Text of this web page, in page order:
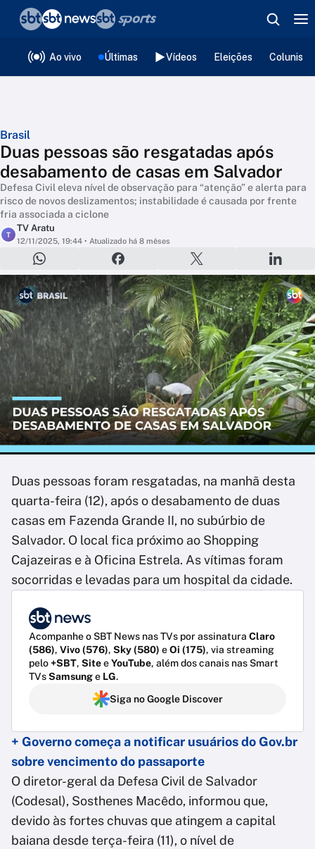
Ao vivo Últimas Vídeos Eleições
Brasil
Duas pessoas são resgatadas após
desabamento de casas em Salvador
Defesa Civil eleva nível de observação para “atenção” e alerta para
risco de novos deslizamentos; instabilidade é causada por frente
fria associada a ciclone
T
TV Aratu
12/11/2025, 19:44 • Atualizado há 8 mêses
Duas pessoas foram resgatadas, na manhã desta
quarta-feira (12), após o desabamento de duas
casas em Fazenda Grande II, no subúrbio de
Salvador. O local fica próximo ao Shopping
Cajazeiras e à Oficina Estrela. As vítimas foram
socorridas e levadas para um hospital da cidade.
Acompanhe o SBT News nas TVs por assinatura Claro
(586), Vivo (576), Sky (580) eOi (175), via streaming
pelo+SBT, SiteeYouTube, além dos canais nas Smart
TVsSamsunge LG.
Siga no Google Discover
+ Governo começa a notificar usuários do Gov.br
sobre vencimento do passaporte
O diretor-geral da Defesa Civil de Salvador
(Codesal), Sosthenes Macêdo, informou que,
devido às fortes chuvas que atingem a capital
baiana desde terça-feira (11), o nível de
❮voltar
Editorias